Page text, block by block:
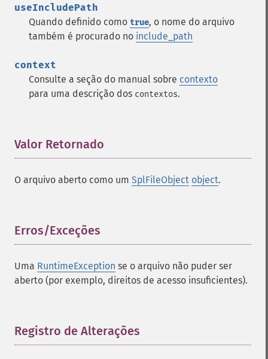
useIncludePath
Quando definido como true, o nome do arquivo
também é procurado no include_path
context
Consulte a seção do manual sobre contexto
para uma descrição dos contextos.
Valor Retornado
O arquivo aberto como um SplFileObject object.
Erros/Exceções
Uma RuntimeException se o arquivo não puder ser
aberto (por exemplo, direitos de acesso insuficientes).
Registro de Alterações